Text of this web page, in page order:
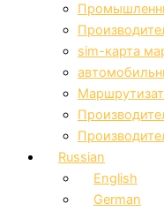
sim-карта
Russian
English
German